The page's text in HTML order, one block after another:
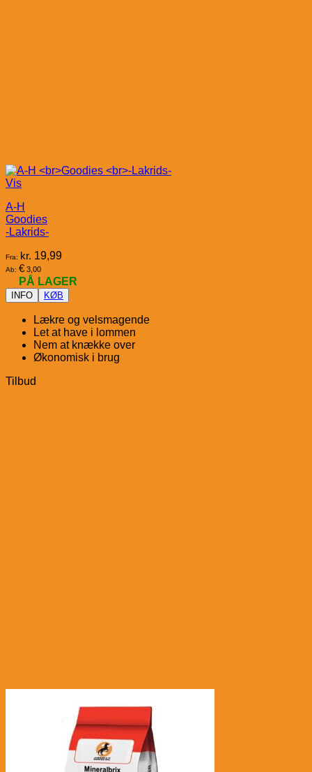
Vis
A-H
Goodies
-Lakrids-
Fra: kr. 19,99
Ab: € 3,00
PÅ LAGER
INFO KØB
Lækre og velsmagende
Let at have i lommen
Nem at knække over
Økonomisk i brug
Tilbud